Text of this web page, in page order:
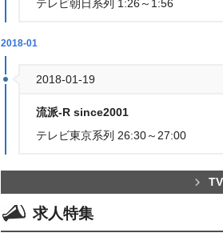
テレビ朝日系列 1:26～1:56
2018-01
2018-01-19
流派-R since2001
テレビ東京系列 26:30～27:00
求人特集